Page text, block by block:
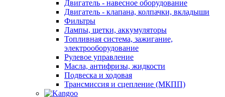
Двигатель - навесное оборудование
Двигатель - клапана, колпачки, вкладыши
Фильтры
Лампы, щетки, аккумуляторы
Топливная система, зажигание,
электрооборудование
Рулевое управление
Масла, антифризы, жидкости
Подвеска и ходовая
Трансмиссия и сцепление (МКПП)